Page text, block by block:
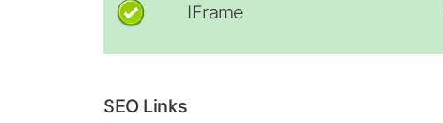
IFrame
SEO Links